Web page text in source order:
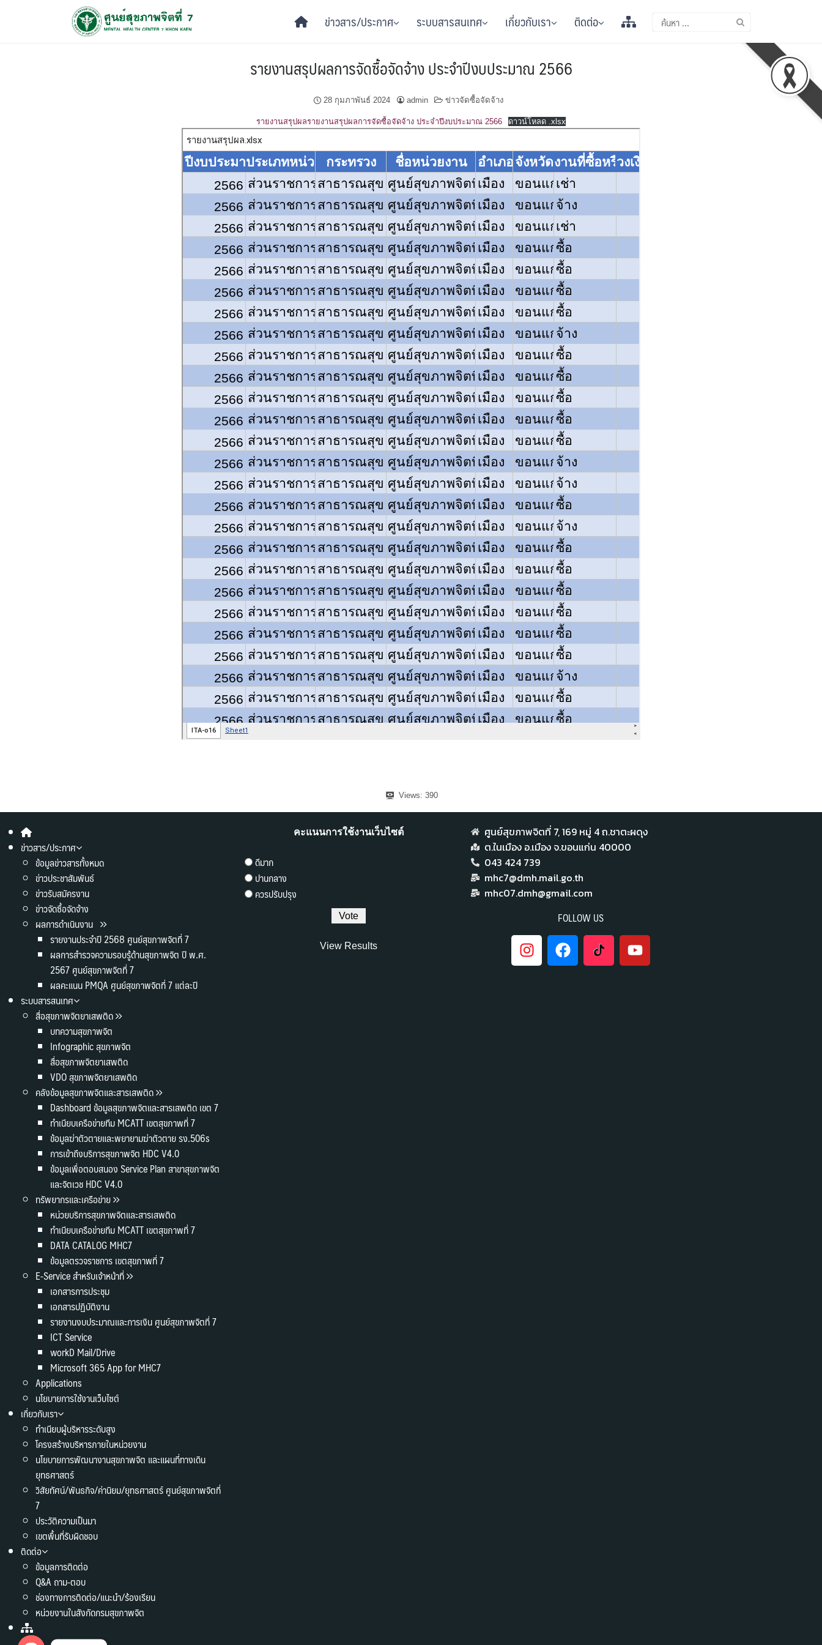
ข่าวสาร/ประกาศ ระบบสารสนเทศ เกี่ยวกับเรา ติดต่อ
รายงานสรุปผลการจัดซื้อจัดจ้าง ประจำปีงบประมาณ 2566
28 กุมภาพันธ์ 2024 admin ข่าวจัดซื้อจัดจ้าง
รายงานสรุปผลรายงานสรุปผลการจัดซื้อจัดจ้าง ประจำปีงบประมาณ 2566 ดาวน์โหลด .xlsx
Views: 390
ข่าวสาร/ประกาศ
ข้อมูลข่าวสารทั้งหมด
ข่าวประชาสัมพันธ์
ข่าวรับสมัครงาน
ข่าวจัดซื้อจัดจ้าง
ผลการดำเนินงาน
รายงานประจำปี 2568 ศูนย์สุขภาพจิตที่ 7
ผลการสำรวจความรอบรู้ด้านสุขภาพจิต ปี พ.ศ.
2567 ศูนย์สุขภาพจิตที่ 7
ผลคะแนน PMQA ศูนย์สุขภาพจิตที่ 7 แต่ละปี
ระบบสารสนเทศ
สื่อสุขภาพจิตยาเสพติด
บทความสุขภาพจิต
Infographic สุขภาพจิต
สื่อสุขภาพจิตยาเสพติด
VDO สุขภาพจิตยาเสพติด
คลังข้อมูลสุขภาพจิตและสารเสพติด
Dashboard ข้อมูลสุขภาพจิตและสารเสพติด เขต 7
ทำเนียบเครือข่ายทีม MCATT เขตสุขภาพที่ 7
ข้อมูลฆ่าตัวตายและพยายามฆ่าตัวตาย รง.506s
การเข้าถึงบริการสุขภาพจิต HDC V4.0
ข้อมูลเพื่อตอบสนอง Service Plan สาขาสุขภาพจิต
และจิตเวช HDC V4.0
ทรัพยากรและเครือข่าย
หน่วยบริการสุขภาพจิตและสารเสพติด
ทำเนียบเครือข่ายทีม MCATT เขตสุขภาพที่ 7
DATA CATALOG MHC7
ข้อมูลตรวจราชการ เขตสุขภาพที่ 7
E-Service สำหรับเจ้าหน้าที่
เอกสารการประชุม
เอกสารปฏิบัติงาน
รายงานงบประมาณและการเงิน ศูนย์สุขภาพจิตที่ 7
ICT Service
workD Mail/Drive
Microsoft 365 App for MHC7
Applications
นโยบายการใช้งานเว็บไซต์
เกี่ยวกับเรา
ทำเนียบผู้บริหารระดับสูง
โครงสร้างบริหารภายในหน่วยงาน
นโยบายการพัฒนางานสุขภาพจิต และแผนที่ทางเดิน
ยุทธศาสตร์
วิสัยทัศน์/พันธกิจ/ค่านิยม/ยุทธศาสตร์ ศูนย์สุขภาพจิตที่
7
ประวัติความเป็นมา
เขตพื้นที่รับผิดชอบ
ติดต่อ
ข้อมูลการติดต่อ
Q&A ถาม-ตอบ
ช่องทางการติดต่อ/แนะนำ/ร้องเรียน
หน่วยงานในสังกัดกรมสุขภาพจิต
คะแนนการใช้งานเว็บไซต์
ดีมาก
ปานกลาง
ควรปรับปรุง
View Results
ศูนย์สุขภาพจิตที่ 7,​ 169 หมู่ 4 ถ.ชาตะผดุง
ต.ในเมือง อ.เมือง จ.ขอนแก่น 40000
043 424 739
mhc7@dmh.mail.go.th
mhc07.dmh@gmail.com
FOLLOW US